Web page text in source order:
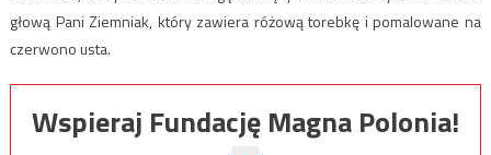
głową Pani Ziemniak, który zawiera różową torebkę i pomalowane na
czerwono usta.
Wspieraj Fundację Magna Polonia!